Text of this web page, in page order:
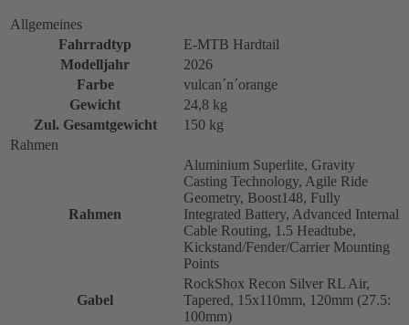
Allgemeines
Fahrradtyp
E-MTB Hardtail
Modelljahr
2026
Farbe
vulcan´n´orange
Gewicht
24,8 kg
Zul. Gesamtgewicht
150 kg
Rahmen
Rahmen
Aluminium Superlite, Gravity
Casting Technology, Agile Ride
Geometry, Boost148, Fully
Integrated Battery, Advanced Internal
Cable Routing, 1.5 Headtube,
Kickstand/Fender/Carrier Mounting
Points
Gabel
RockShox Recon Silver RL Air,
Tapered, 15x110mm, 120mm (27.5:
100mm)